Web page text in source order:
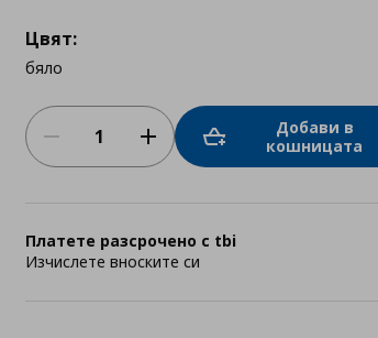
Цвят:
бяло
Добави в
кошницата
Платете разсрочено с tbi
Изчислете вноските си